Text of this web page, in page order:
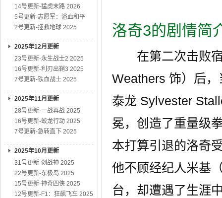
14号更新-猛虎末路 2026
5号更新-志愿军：浴血和平
2号更新-拯救地球 2025
2025年12月更新
23号更新-永生战士2 2025
16号更新-利刃出鞘3 2025
7号更新-铁血战士 2025
2025年11月更新
28号更新-一战再战 2025
16号更新-蛟龙行动 2025
7号更新-急转直下 2025
2025年10月更新
31号更新-创战神 2025
22号更新-东极岛 2025
15号更新-神奇四侠 2025
12号更新-F1：狂飙飞车 2025
洛奇3的剧情简
在第二次击败宿
Weathers 饰）后
泰龙 Sylvester
冕，创造了重量级
本打算引退的洛奇
他不顾经纪人米基
台，却遭遇了生涯